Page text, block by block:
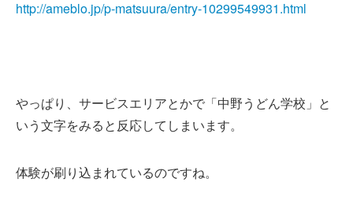
http://ameblo.jp/p-matsuura/entry-10299549931.html
やっぱり、サービスエリアとかで「中野うどん学校」と
いう文字をみると反応してしまいます。
体験が刷り込まれているのですね。